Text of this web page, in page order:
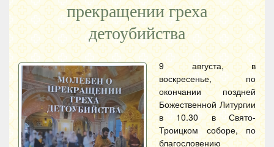
прекращении греха
детоубийства
9 августа, в
воскресенье, по
окончании поздней
Божественной Литургии
в 10.30 в Свято-
Троицком соборе, по
благословению